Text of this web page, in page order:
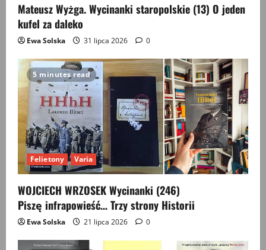
Mateusz Wyżga. Wycinanki staropolskie (13) O jeden
kufel za daleko
Ewa Solska 31 lipca 2026 0
5 minutes read
Felietony Varia
WOJCIECH WRZOSEK Wycinanki (246)
Piszę infrapowieść… Trzy strony Historii
Ewa Solska 21 lipca 2026 0